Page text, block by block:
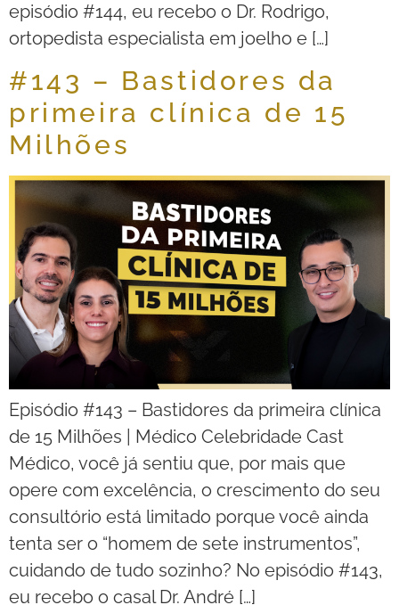
episódio #144, eu recebo o Dr. Rodrigo,
ortopedista especialista em joelho e […]
#143 – Bastidores da
primeira clínica de 15
Milhões
Episódio #143 – Bastidores da primeira clínica
de 15 Milhões | Médico Celebridade Cast
Médico, você já sentiu que, por mais que
opere com excelência, o crescimento do seu
consultório está limitado porque você ainda
tenta ser o “homem de sete instrumentos”,
cuidando de tudo sozinho? No episódio #143,
eu recebo o casal Dr. André […]